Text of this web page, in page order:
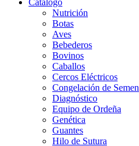
Nutrición
Botas
Aves
Bebederos
Bovinos
Caballos
Cercos Eléctricos
Congelación de Semen
Diagnóstico
Equipo de Ordeña
Genética
Guantes
Hilo de Sutura